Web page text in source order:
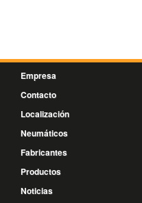
Empresa
Contacto
Localización
Neumáticos
Fabricantes
Productos
Noticias